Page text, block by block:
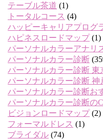
テーブル茶道 (1)
トータルコース (4)
ハッピーキャリアプログ
ハピネスロードマップ(1)
パーソナルカラーアナリ
パーソナルカラー診断
パーソナルカラー診断 東
パーソナルカラー診断 神
パーソナルカラー診断お
パーソナルカラー診断の
ビジョンロードマップ(2)
フォーマルドレス (1)
ブライダル (74)